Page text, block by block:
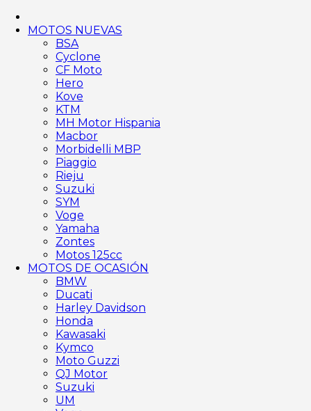
MOTOS NUEVAS
BSA
Cyclone
CF Moto
Hero
Kove
KTM
MH Motor Hispania
Macbor
Morbidelli MBP
Piaggio
Rieju
Suzuki
SYM
Voge
Yamaha
Zontes
Motos 125cc
MOTOS DE OCASIÓN
BMW
Ducati
Harley Davidson
Honda
Kawasaki
Kymco
Moto Guzzi
QJ Motor
Suzuki
UM